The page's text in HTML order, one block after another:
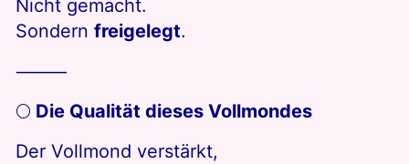
Nicht gemacht.
Sondern freigelegt.
⸻
🌕 Die Qualität dieses Vollmondes
Der Vollmond verstärkt,